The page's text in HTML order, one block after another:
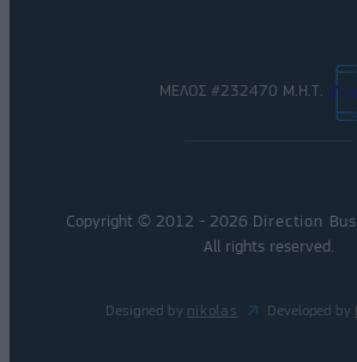
ΜΕΛΟΣ #232470 Μ.Η.Τ.
Copyright © 2012 - 2026 Direction
All rights reserved.
Designed by nikolas Developed by